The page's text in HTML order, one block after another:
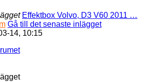
Effektbox Volvo, D3 V60 2011 …
Gå till det senaste inlägget
14, 10:15